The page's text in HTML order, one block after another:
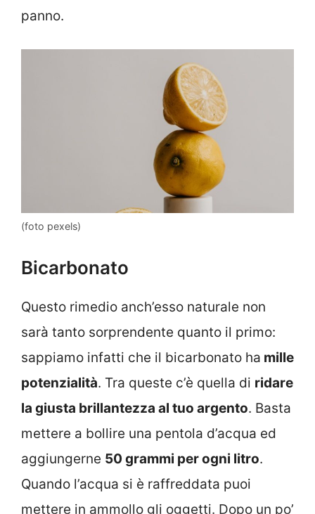
panno.
(foto pexels)
Bicarbonato
Questo rimedio anch’esso naturale non
sarà tanto sorprendente quanto il primo:
sappiamo infatti che il bicarbonato ha mille
potenzialità. Tra queste c’è quella di ridare
la giusta brillantezza al tuo argento. Basta
mettere a bollire una pentola d’acqua ed
aggiungerne 50 grammi per ogni litro.
Quando l’acqua si è raffreddata puoi
mettere in ammollo gli oggetti. Dopo un po’